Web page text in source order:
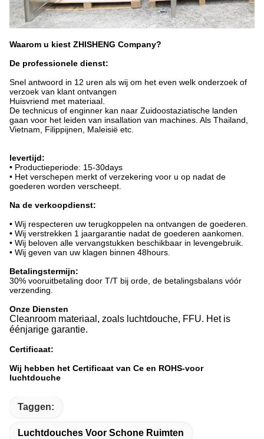
Waarom u kiest ZHISHENG Company?
De professionele dienst:
Snel antwoord in 12 uren als wij om het even welk onderzoek of
verzoek van klant ontvangen
Huisvriend met materiaal.
De technicus of enginner kan naar Zuidoostaziatische landen
gaan voor het leiden van insallation van machines. Als Thailand,
Vietnam, Filippijnen, Maleisië etc.
levertijd:
• Productieperiode: 15-30days
• Het verschepen merkt of verzekering voor u op nadat de
goederen worden verscheept.
Na de verkoopdienst:
• Wij respecteren uw terugkoppelen na ontvangen de goederen.
• Wij verstrekken 1 jaargarantie nadat de goederen aankomen.
• Wij beloven alle vervangstukken beschikbaar in levengebruik.
• Wij geven van uw klagen binnen 48hours.
Betalingstermijn:
30% vooruitbetaling door T/T bij orde, de betalingsbalans vóór
verzending.
Onze Diensten
Cleanroom materiaal, zoals luchtdouche, FFU. Het is
éénjarige garantie.
Certificaat:
Wij hebben het Certificaat van Ce en ROHS-voor
luchtdouche
Taggen:
Luchtdouches Voor Schone Ruimten